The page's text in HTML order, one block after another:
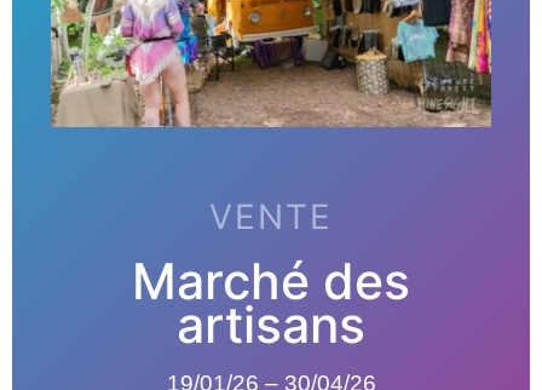
VENTE
Marché des
artisans
19/01/26 – 30/04/26